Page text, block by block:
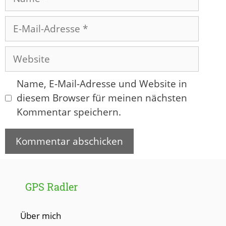
Adresse
Website
Name, E-Mail-Adresse und Website in
diesem Browser für meinen nächsten
Kommentar speichern.
GPS Radler
Über mich